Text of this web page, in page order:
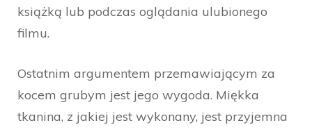
książką lub podczas oglądania ulubionego
filmu.
Ostatnim argumentem przemawiającym za
kocem grubym jest jego wygoda. Miękka
tkanina, z jakiej jest wykonany, jest przyjemna